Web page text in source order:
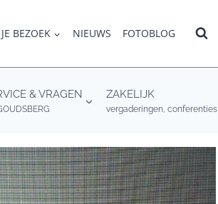
BEZOEK NIEUWS FOTOBLOG
& VRAGEN ZAKELIJK
vergaderingen, conferenties